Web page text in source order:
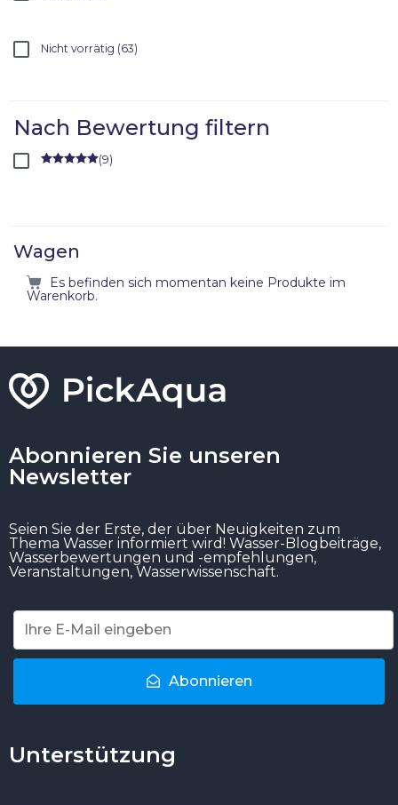
Nicht vorrätig 63
Nach Bewertung filtern
(9)
Wagen
Es befinden sich momentan keine Produkte im
Warenkorb.
Abonnieren Sie unseren
Newsletter
Seien Sie der Erste, der über Neuigkeiten zum
Thema Wasser informiert wird! Wasser-Blogbeiträge,
Wasserbewertungen und -empfehlungen,
Veranstaltungen, Wasserwissenschaft.
Abonnieren
Unterstützung